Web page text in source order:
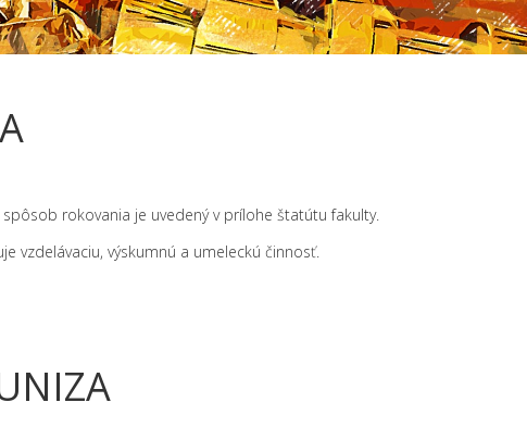
rokovania je uvedený v prílohe štatútu fakulty.
vzdelávaciu, výskumnú a umeleckú činnosť.